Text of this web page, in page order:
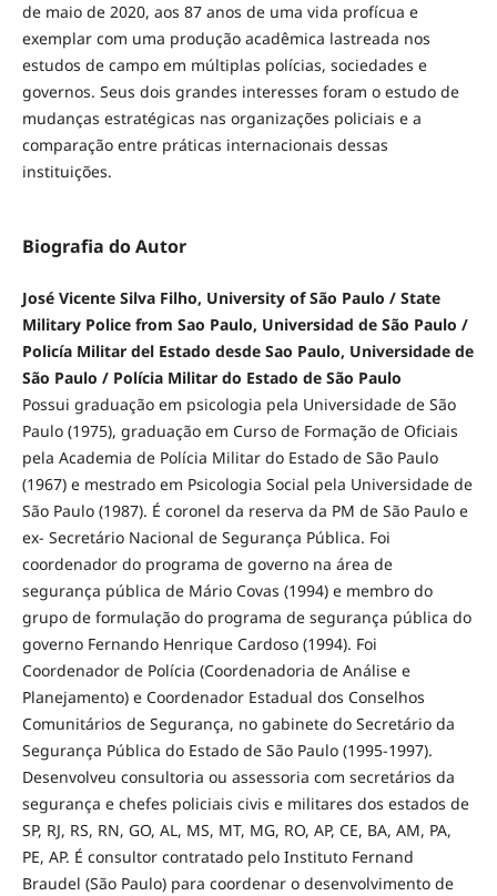
de maio de 2020, aos 87 anos de uma vida profícua e
exemplar com uma produção acadêmica lastreada nos
estudos de campo em múltiplas polícias, sociedades e
governos. Seus dois grandes interesses foram o estudo de
mudanças estratégicas nas organizações policiais e a
comparação entre práticas internacionais dessas
instituições.
Biografia do Autor
José Vicente Silva Filho, University of São Paulo / State
Military Police from Sao Paulo, Universidad de São Paulo /
Policía Militar del Estado desde Sao Paulo, Universidade de
São Paulo / Polícia Militar do Estado de São Paulo
Possui graduação em psicologia pela Universidade de São
Paulo (1975), graduação em Curso de Formação de Oficiais
pela Academia de Polícia Militar do Estado de São Paulo
(1967) e mestrado em Psicologia Social pela Universidade de
São Paulo (1987). É coronel da reserva da PM de São Paulo e
ex- Secretário Nacional de Segurança Pública. Foi
coordenador do programa de governo na área de
segurança pública de Mário Covas (1994) e membro do
grupo de formulação do programa de segurança pública do
governo Fernando Henrique Cardoso (1994). Foi
Coordenador de Polícia (Coordenadoria de Análise e
Planejamento) e Coordenador Estadual dos Conselhos
Comunitários de Segurança, no gabinete do Secretário da
Segurança Pública do Estado de São Paulo (1995-1997).
Desenvolveu consultoria ou assessoria com secretários da
segurança e chefes policiais civis e militares dos estados de
SP, RJ, RS, RN, GO, AL, MS, MT, MG, RO, AP, CE, BA, AM, PA,
PE, AP. É consultor contratado pelo Instituto Fernand
Braudel (São Paulo) para coordenar o desenvolvimento de